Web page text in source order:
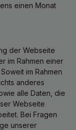
einen Monat
der Webseite
im Rahmen einer
im Rahmen
anderes
alle Daten, die
Webseite
Bei Fragen
unserer